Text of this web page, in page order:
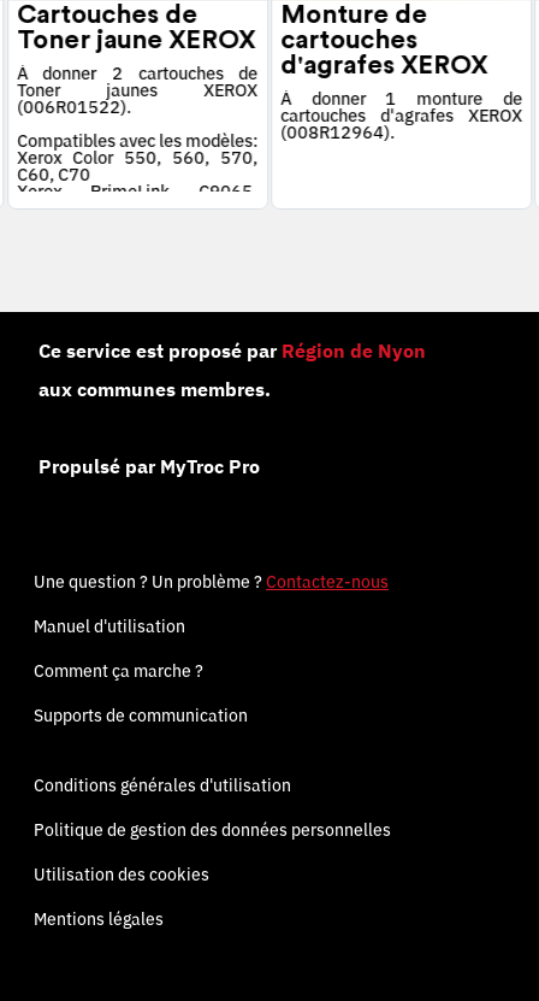
Cartouches de
Toner jaune XEROX
À donner 2 cartouches de
Toner jaunes XEROX
(006R01522).
Compatibles avec les modèles:
Xerox Color 550, 560, 570,
C60, C70
Xerox PrimeLink C9065,
C9070
Monture de
cartouches
d'agrafes XEROX
À donner 1 monture de
cartouches d'agrafes XEROX
(008R12964).
Ce service est proposé par Région de Nyon
aux communes membres.
Propulsé par MyTroc Pro
Une question ? Un problème ?Contactez-nous
Manuel d'utilisation
Comment ça marche ?
Supports de communication
Conditions générales d'utilisation
Politique de gestion des données personnelles
Utilisation des cookies
Mentions légales